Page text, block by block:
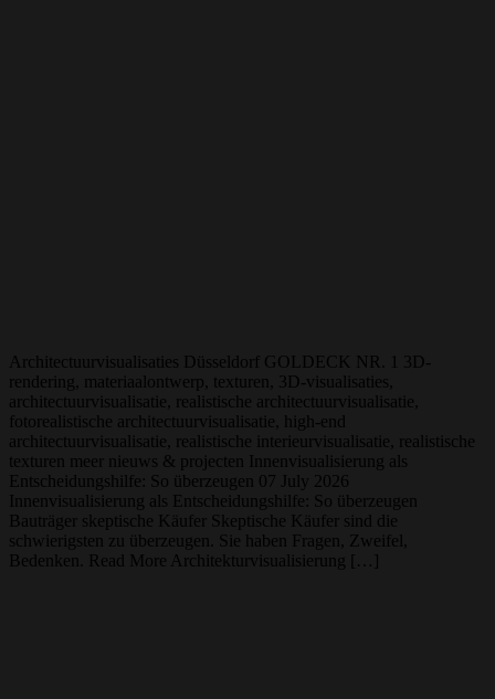
Architectuurvisualisaties Düsseldorf GOLDECK NR. 1 3D-
rendering, materiaalontwerp, texturen, 3D-visualisaties,
architectuurvisualisatie, realistische architectuurvisualisatie,
fotorealistische architectuurvisualisatie, high-end
architectuurvisualisatie, realistische interieurvisualisatie, realistische
texturen meer nieuws & projecten Innenvisualisierung als
Entscheidungshilfe: So überzeugen 07 July 2026
Innenvisualisierung als Entscheidungshilfe: So überzeugen
Bauträger skeptische Käufer Skeptische Käufer sind die
schwierigsten zu überzeugen. Sie haben Fragen, Zweifel,
Bedenken. Read More Architekturvisualisierung […]